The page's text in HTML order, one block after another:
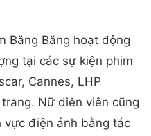
Băng Băng hoạt động
tại các sự kiện phim
Cannes, LHP
Nữ diễn viên cũng
điện ảnh bằng tác